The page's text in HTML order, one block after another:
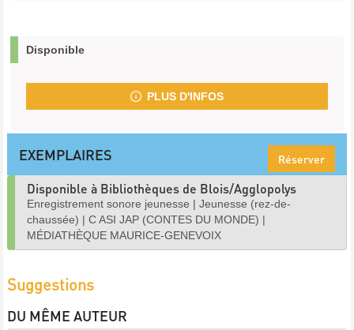
Disponible
PLUS D'INFOS
EXEMPLAIRES Réserver
Disponible à Bibliothèques de Blois/Agglopolys
Enregistrement sonore jeunesse | Jeunesse (rez-de-
chaussée) | C ASI JAP (CONTES DU MONDE) |
MÉDIATHÈQUE MAURICE-GENEVOIX
Suggestions
DU MÊME AUTEUR